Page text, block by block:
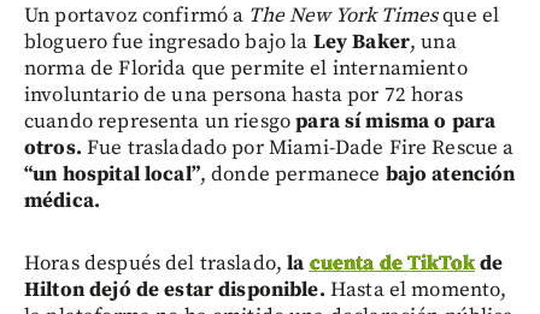
Un portavoz confirmó a The New York Timesque el
bloguero fue ingresado bajo la Ley Baker, una
norma de Florida que permite el internamiento
involuntario de una persona hasta por 72 horas
cuando representa un riesgopara sí misma o para
otros. Fue trasladado por Miami-Dade Fire Rescue a
“un hospital local”, donde permanece bajo atención
médica.
Horas después del traslado,la cuenta de TikTokde
Hilton dejó de estar disponible. Hasta el momento,